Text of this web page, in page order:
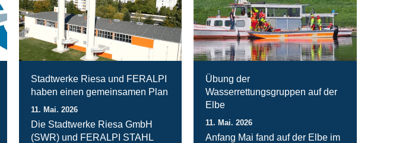
Stadtwerke Riesa und FERALPI
haben einen gemeinsamen Plan
11. Mai. 2026
Die Stadtwerke Riesa GmbH
(SWR) und FERALPI STAHL
Übung der
Wasserrettungsgruppen auf der
Elbe
11. Mai. 2026
Anfang Mai fand auf der Elbe im